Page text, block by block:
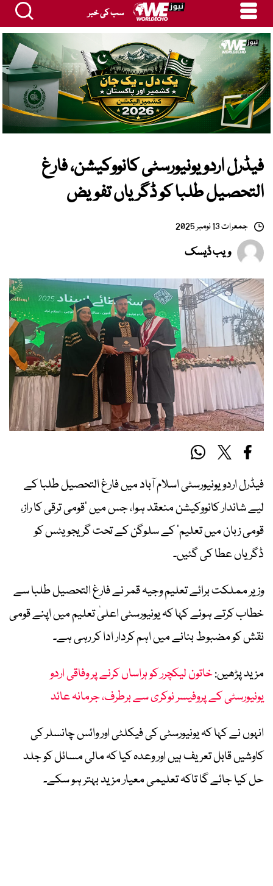
سب کی خبر
فیڈرل اردو یونیورسٹی کانووکیشن، فارغ
التحصیل طلبا کو ڈگریاں تفویض
جمعرات 13 نومبر 2025
ویب ڈیسک
فیڈرل اردو یونیورسٹی اسلام آباد میں فارغ التحصیل طلبا کے
لیے شاندار کانووکیشن منعقد ہوا، جس میں ’قومی ترقی کا راز،
قومی زبان میں تعلیم‘ کے سلوگن کے تحت گریجویٹس کو
ڈگریاں عطا کی گئیں۔
وزیر مملکت برائے تعلیم وجیہ قمر نے فارغ التحصیل طلبا سے
خطاب کرتے ہوئے کہا کہ یونیورسٹی اعلیٰ تعلیم میں اپنے قومی
نقش کو مضبوط بنانے میں اہم کردار ادا کر رہی ہے۔
مزید پڑھیں:خاتون لیکچرر کو ہراساں کرنے پر وفاقی اردو
یونیورسٹی کے پروفیسر نوکری سے برطرف، جرمانہ عائد
انہوں نے کہا کہ یونیورسٹی کی فیکلٹی اور وائس چانسلر کی
کاوشیں قابل تعریف ہیں اور وعدہ کیا کہ مالی مسائل کو جلد
حل کیا جائے گا تاکہ تعلیمی معیار مزید بہتر ہو سکے۔